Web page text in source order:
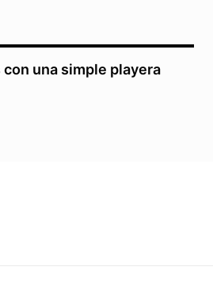
una simple playera